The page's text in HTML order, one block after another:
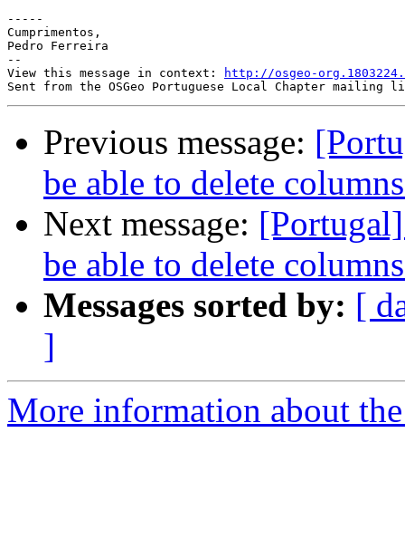
-----
Cumprimentos,
Pedro Ferreira
--
View this message in context:
http://osgeo-
Previous message:
be able to delete
Next message:
be able to delete
Messages sorted by: [
]
More information about